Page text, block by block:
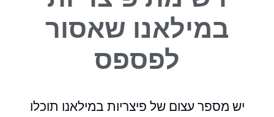
במילאנו שאסור
לפספס
יש מספר עצום של פיצריות במילאנו תוכלו